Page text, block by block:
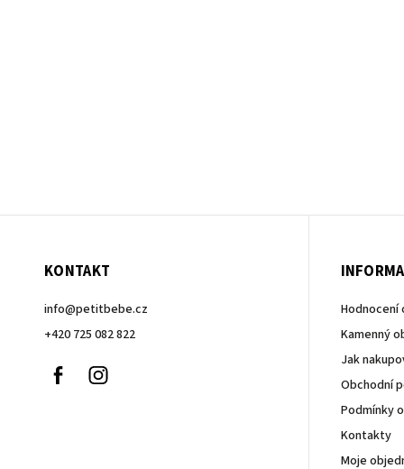
KONTAKT
info@petitbebe.cz
+420 725 082 822
Facebook
Hodnocení
Kamenný
Jak
Obchodní
Podmínky
Kontakty
Moje